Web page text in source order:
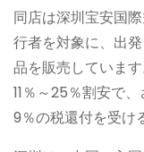
同店は深圳宝安国
行者を対象に、出
品を販売していま
11％～25％割安で
9％の税還付を受け